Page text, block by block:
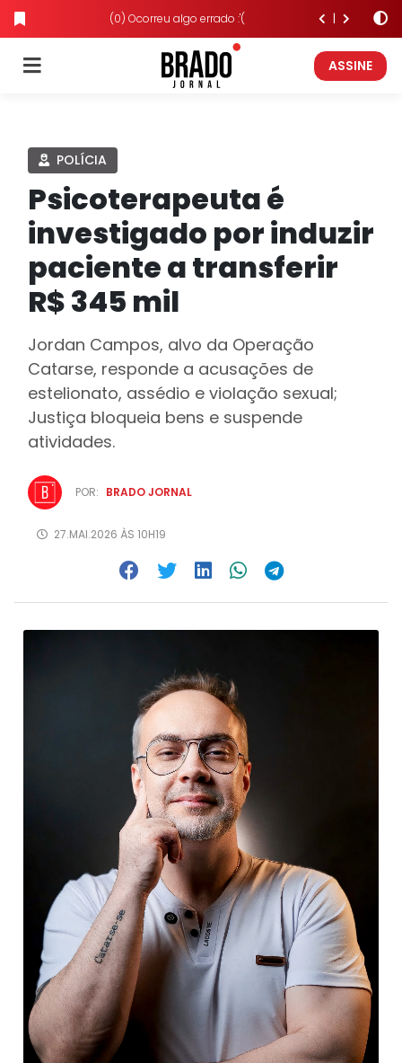
(0) Ocorreu algo errado :'(
ASSINE
POLÍCIA
Psicoterapeuta é
investigado por induzir
paciente a transferir
R$ 345 mil
Jordan Campos, alvo da Operação
Catarse, responde a acusações de
estelionato, assédio e violação sexual;
Justiça bloqueia bens e suspende
atividades.
POR: BRADO JORNAL
27.MAI.2026 ÀS 10H19